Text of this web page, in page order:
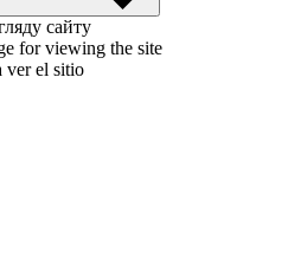
сайту
for viewing the site
ver el sitio